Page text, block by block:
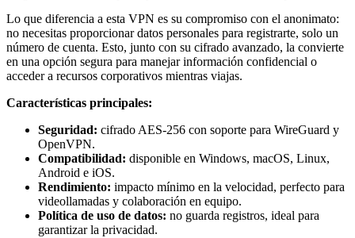
Lo que diferencia a esta VPN es su compromiso con el anonimato:
no necesitas proporcionar datos personales para registrarte, solo un
número de cuenta. Esto, junto con su cifrado avanzado, la convierte
en una opción segura para manejar información confidencial o
acceder a recursos corporativos mientras viajas.
Características principales:
Seguridad: cifrado AES-256 con soporte para WireGuard y
OpenVPN.
Compatibilidad: disponible en Windows, macOS, Linux,
Android e iOS.
Rendimiento: impacto mínimo en la velocidad, perfecto para
videollamadas y colaboración en equipo.
Política de uso de datos: no guarda registros, ideal para
garantizar la privacidad.